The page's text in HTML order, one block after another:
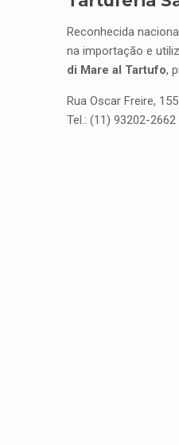
Reconhecida
na importação e
di Mare al Tartufo,
Rua Oscar Freire,
Tel.: (11) 93202-2662